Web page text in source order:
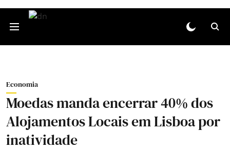
Economia
Moedas manda encerrar 40% dos
Alojamentos Locais em Lisboa por
inatividade